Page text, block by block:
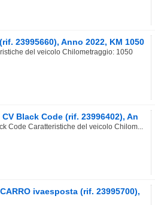
23995660), Anno 2022, KM 1050
del veicolo Chilometraggio: 1050
Black Code (rif. 23996402), An
Code Caratteristiche del veicolo Chilom...
ivaesposta (rif. 23995700),